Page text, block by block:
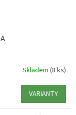
Skladem (8 ks)
VARIANTY